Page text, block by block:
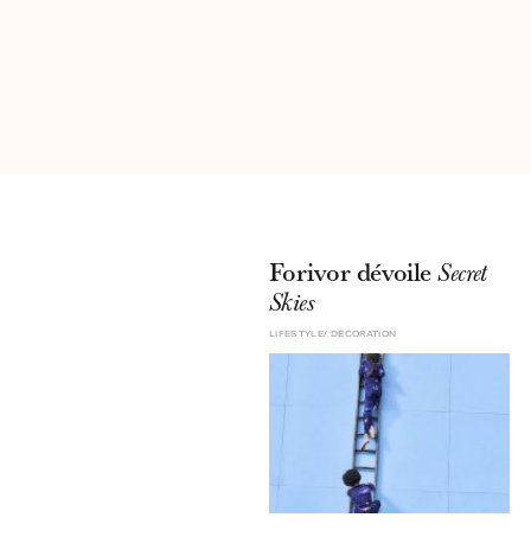
Forivor dévoileSecret
Skies
DÉCORATION
LIFESTYLE